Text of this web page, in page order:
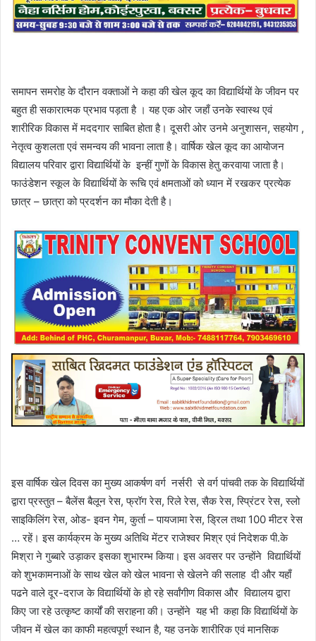
समापन समरोह के दौरान वक्ताओं ने कहा की खेल कूद का विद्यार्थियों के जीवन पर
बहुत ही सकारात्मक प्रभाव पड़ता है । यह एक ओर जहाँ उनके स्वास्थ एवं
शारीरिक विकास में मददगार साबित होता है। दूसरी ओर उनमे अनुशासन, सहयोग ,
नेतृत्व कुशलता एवं समन्वय की भावना लाता है। वार्षिक खेल कूद का आयोजन
विद्यालय परिवार द्वारा विद्यार्थियों के इन्हीं गुणों के विकास हेतु करवाया जाता है।
फाउंडेशन स्कूल के विद्यार्थियों के रूचि एवं क्षमताओं को ध्यान में रखकर प्रत्येक
छात्र – छात्रा को प्रदर्शन का मौका देती है।
इस वार्षिक खेल दिवस का मुख्य आकर्षण वर्ग नर्सरी से वर्ग पांचवी तक के विद्यार्थियों
द्वारा प्रस्तुत – बैलेंस बैलून रेस, फ्रॉग रेस, रिले रेस, सैक रेस, स्प्रिंटर रेस, स्लो
साइकिलिंग रेस, ओड- इवन गेम, कुर्ता – पायजामा रेस, ड्रिल तथा 100 मीटर रेस
… रहें। इस कार्यक्रम के मुख्य अतिथि मेंटर राजेश्वर मिश्र एवं निदेशक पी.के
मिश्रा ने गुब्बारे उड़ाकर इसका शुभारम्भ किया। इस अवसर पर उन्होंने विद्यार्थियों
को शुभकामनाओं के साथ खेल को खेल भावना से खेलने की सलाह दी और यहाँ
पढने वाले दूर-दराज के विद्यार्थियों के हो रहे सर्वांगीण विकास और विद्यालय द्वारा
किए जा रहे उत्कृष्ट कार्यों की सराहना की। उन्होंने यह भी कहा कि विद्यार्थियों के
जीवन में खेल का काफी महत्वपूर्ण स्थान है, यह उनके शारीरिक एवं मानसिक